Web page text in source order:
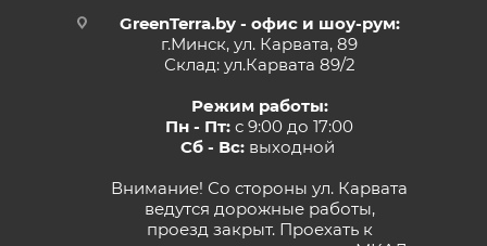
GreenTerra.by - офис и шоу-рум:
г.Минск, ул. Карвата, 89
Склад: ул.Карвата 89/2
Режим работы:
Пн - Пт: с 9:00 до 17:00
Сб - Вс:выходной
Внимание! Со стороны ул. Карвата
ведутся дорожные работы,
проезд закрыт. Проехать к